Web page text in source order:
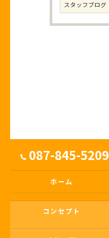
スタッフブログ
087-845-5209
ホーム
コンセプト